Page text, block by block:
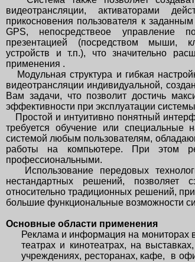
видеотрансляции, активаторами
прикосновения пользователя к
GPS, непосредствеое управление
презентацией (посредством мыши,
устройств и т.п.), что значительно
применения .
Модульная структура и гибкая
видеотрансляции индивидуальной,
Вам задачи, что позволит достичь
эффективности при эксплуатации
Простой и интуитивно понятный
требуется обучение или специальные
системой любым пользователям,
работы на компьютере. При этом
профессиональными.
Использование передовых
нестандартных решений, позволяет
относительно традиционных решений,
большие функциональные возможности
Основные области применения
Реклама и информация на мониторах
театрах и кинотеатрах, на
учреждениях, ресторанах, кафе, в